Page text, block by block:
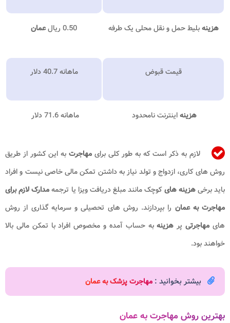
هزینهبلیط حمل و نقل محلی یک طرفه 0.50 ریال عمان
قیمت قبوض ماهانه 40.7 دلار
هزینهاینترنت نامحدود ماهانه 71.6 دلار
لازم به ذکر است که به طور کلی برای مهاجرت به این کشور از طریق
روش های کاری، ازدواج و تولد نیاز به داشتن تمکن مالی خاصی نیست و افراد
باید برخیهزینه هایکوچک مانند مبلغ دریافت ویزا یا ترجمهمدارک لازم برای
مهاجرت به عمان را بپردازند. روش های تحصیلی و سرمایه گذاری از روش
هایمهاجرتیپر هزینهبه حساب آمده و مخصوص افراد با تمکن مالی بالا
خواهند بود.
بیشتر بخوانید : مهاجرت پزشک به عمان
بهترین روش مهاجرت به عمان